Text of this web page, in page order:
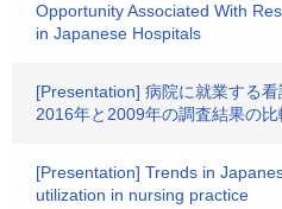
Opportunity Associated With
in Japanese Hospitals
[Presentation] 病院に就業する
2016年と2009年の調査結果の比
[Presentation] Trends in
utilization in nursing practice